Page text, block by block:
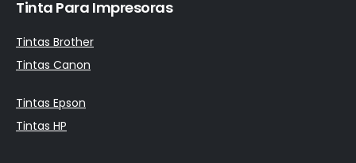
Tinta Para Impresoras
Tintas Brother
Tintas Canon
Tintas Epson
Tintas HP